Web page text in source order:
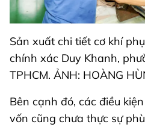
Sản xuất chi tiết cơ khí
chính xác Duy Khanh,
TPHCM. ẢNH: HOÀNG
Bên cạnh đó, các điều
vốn cũng chưa thực sự